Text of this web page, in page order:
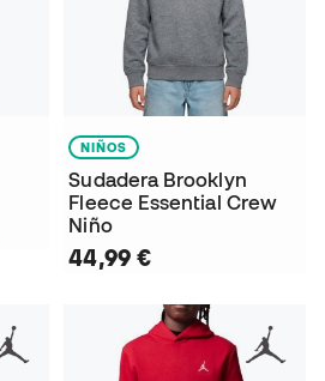
NIÑOS
Sudadera Brooklyn
Fleece Essential Crew
Niño
44,99 €